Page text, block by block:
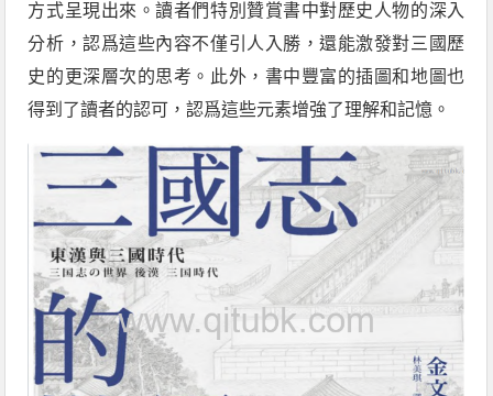
方式呈現出來。讀者們特別贊賞書中對歷史人物的深入
分析，認爲這些內容不僅引人入勝，還能激發對三國歷
史的更深層次的思考。此外，書中豐富的插圖和地圖也
得到了讀者的認可，認爲這些元素增強了理解和記憶。